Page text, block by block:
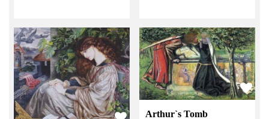
Arthur`s Tomb